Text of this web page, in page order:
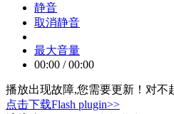
静音
取消静音
最大音量
00:00 / 00:00
播放出现故障,您需要更新！ 对不
点击下载Flash plugin>>